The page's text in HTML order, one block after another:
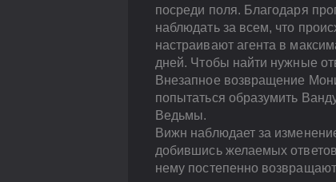
посреди поля. Благодаря
наблюдать за всем, что
настраивают агента в
дней. Чтобы найти нужные
Внезапное возвращение
попытаться образумить
Ведьмы.
Вижн наблюдает за
добившись желаемых
нему постепенно